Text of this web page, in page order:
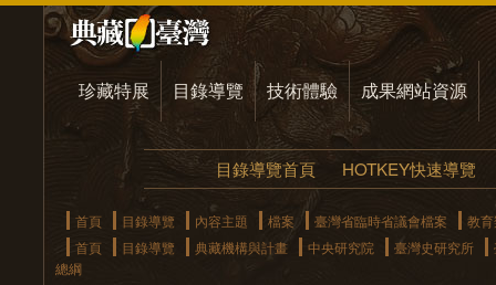
珍藏特展 目錄導覽 技術體驗 成果網站資源
目錄導覽首頁 HOTKEY快速導覽
首頁 目錄導覽 內容主題 檔案 臺灣省臨時省議會檔案
教
首頁
目錄導覽 典藏機構與計畫 中央研究院 臺灣史研究所
總綱